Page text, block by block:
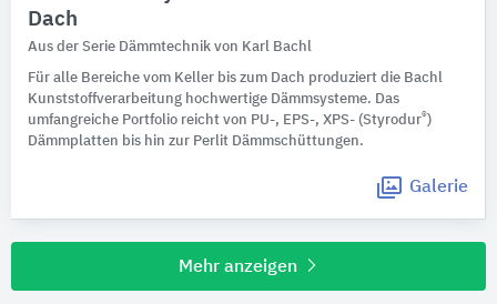
Dach
Aus der Serie Dämmtechnik von Karl Bachl
Für alle Bereiche vom Keller bis zum Dach produziert die Bachl
Kunststoffverarbeitung hochwertige Dämmsysteme. Das
umfangreiche Portfolio reicht von PU-, EPS-, XPS- (Styrodur®)
Dämmplatten bis hin zur Perlit Dämmschüttungen.
Galerie
Mehr anzeigen